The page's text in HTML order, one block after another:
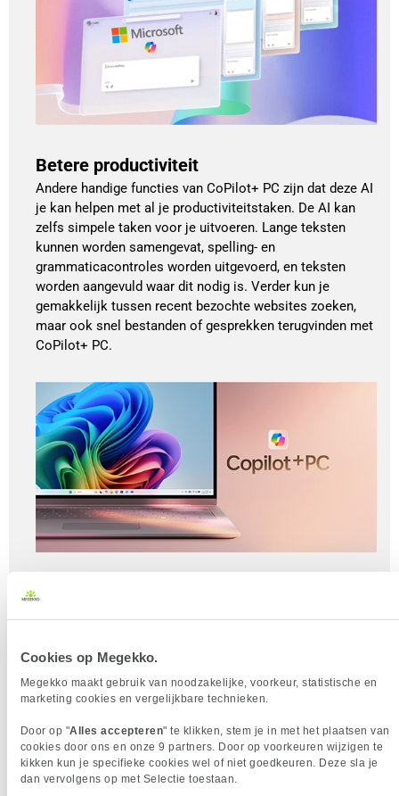
Cookies op Megekko.
Megekko maakt gebruik van noodzakelijke, voorkeur, statistische en
marketing cookies en vergelijkbare technieken.
Door op "Alles accepteren" te klikken, stem je in met het plaatsen van
cookies door ons en onze 9 partners. Door op voorkeuren wijzigen te
kikken kun je specifieke cookies wel of niet goedkeuren. Deze sla je
dan vervolgens op met Selectie toestaan.
Betere productiviteit
Andere handige functies van CoPilot+ PC zijn dat deze AI
je kan helpen met al je productiviteitstaken. De AI kan
zelfs simpele taken voor je uitvoeren. Lange teksten
kunnen worden samengevat, spelling- en
grammaticacontroles worden uitgevoerd, en teksten
worden aangevuld waar dit nodig is. Verder kun je
gemakkelijk tussen recent bezochte websites zoeken,
maar ook snel bestanden of gesprekken terugvinden met
CoPilot+ PC.
Nog betere prestaties
Met de ingebouwde AI kun je het verbruik van al je
bijvoorbeeld het gebruik van je processor, je videokaart,
je beeldscherm, maar ook van je NPU en andere
componenten. Per programma kijkt de AI waar de focus
gebruikt, zal de AI meer stroom naar de processor sturen
en minder naar de videokaart. Hierdoor zal jouw laptop
een stuk sneller werken, laden apps sneller en kan je